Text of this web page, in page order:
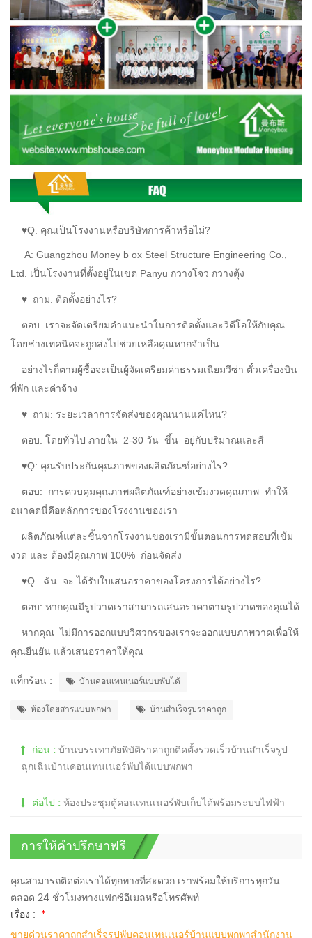
♥Q: คุณเป็นโรงงานหรือบริษัทการค้าหรือไม่?
A: Guangzhou Money b ox Steel Structure Engineering Co.,
Ltd. เป็นโรงงานที่ตั้งอยู่ในเขต Panyu กวางโจว กวางตุ้ง
♥ ถาม: ติดตั้งอย่างไร?
ตอบ: เราจะจัดเตรียมคำแนะนำในการติดตั้งและวิดีโอให้กับคุณ
โดยช่างเทคนิคจะถูกส่งไปช่วยเหลือคุณหากจำเป็น
อย่างไรก็ตามผู้ซื้อจะเป็นผู้จัดเตรียมค่าธรรมเนียมวีซ่า ตั๋วเครื่องบิน
ที่พัก และค่าจ้าง
♥ ถาม: ระยะเวลาการจัดส่งของคุณนานแค่ไหน?
ตอบ: โดยทั่วไป ภายใน 2-30 วัน ขึ้น อยู่กับปริมาณและสี
♥Q: คุณรับประกันคุณภาพของผลิตภัณฑ์อย่างไร?
ตอบ: การควบคุมคุณภาพผลิตภัณฑ์อย่างเข้มงวดคุณภาพ ทำให้
อนาคตนี่คือหลักการของโรงงานของเรา
ผลิตภัณฑ์แต่ละชิ้นจากโรงงานของเรามีขั้นตอนการทดสอบที่เข้ม
งวด และ ต้องมีคุณภาพ 100% ก่อนจัดส่ง
♥Q: ฉัน จะได้รับใบเสนอราคาของโครงการได้อย่างไร?
ตอบ: หากคุณมีรูปวาดเราสามารถเสนอราคาตามรูปวาดของคุณได้
หากคุณไม่มีการออกแบบวิศวกรของเราจะออกแบบภาพวาดเพื่อให้
คุณยืนยัน แล้วเสนอราคาให้คุณ
แท็กร้อน : บ้านคอนเทนเนอร์แบบพับได้
ห้องโดยสารแบบพกพา บ้านสำเร็จรูปราคาถูก
ก่อน :บ้านบรรเทาภัยพิบัติราคาถูกติดตั้งรวดเร็วบ้านสำเร็จรูป
ฉุกเฉินบ้านคอนเทนเนอร์พับได้แบบพกพา
ต่อไป :ห้องประชุมตู้คอนเทนเนอร์พับเก็บได้พร้อมระบบไฟฟ้า
การให้คำปรึกษาฟรี
คุณสามารถติดต่อเราได้ทุกทางที่สะดวก เราพร้อมให้บริการทุกวัน
ตลอด 24 ชั่วโมงทางแฟกซ์อีเมลหรือโทรศัพท์
เรื่อง : *